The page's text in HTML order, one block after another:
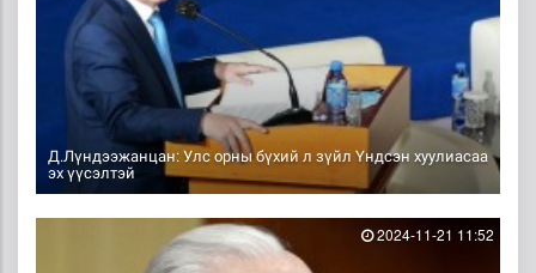
Д.Лүндээжанцан: Улс орны бүхий л зүйл Үндсэн хуулиасаа
эх үүсэлтэй
2024-11-21 11:52